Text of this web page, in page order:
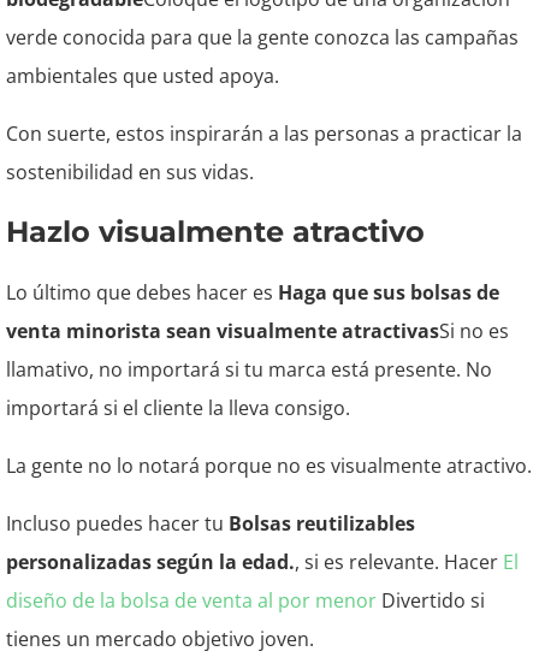
verde conocida para que la gente conozca las campañas
ambientales que usted apoya.
Con suerte, estos inspirarán a las personas a practicar la
sostenibilidad en sus vidas.
Hazlo visualmente atractivo
Lo último que debes hacer es Haga que sus bolsas de
venta minorista sean visualmente atractivasSi no es
llamativo, no importará si tu marca está presente. No
importará si el cliente la lleva consigo.
La gente no lo notará porque no es visualmente atractivo.
Incluso puedes hacer tu Bolsas reutilizables
personalizadas según la edad., si es relevante. Hacer El
diseño de la bolsa de venta al por menor Divertido si
tienes un mercado objetivo joven.